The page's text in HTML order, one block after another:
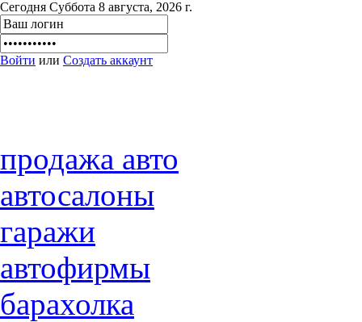
Сегодня Суббота 8 августа, 2026 г.
Войти или Создать аккаунт
продажа авто
автосалоны
гаражи
автофирмы
барахолка